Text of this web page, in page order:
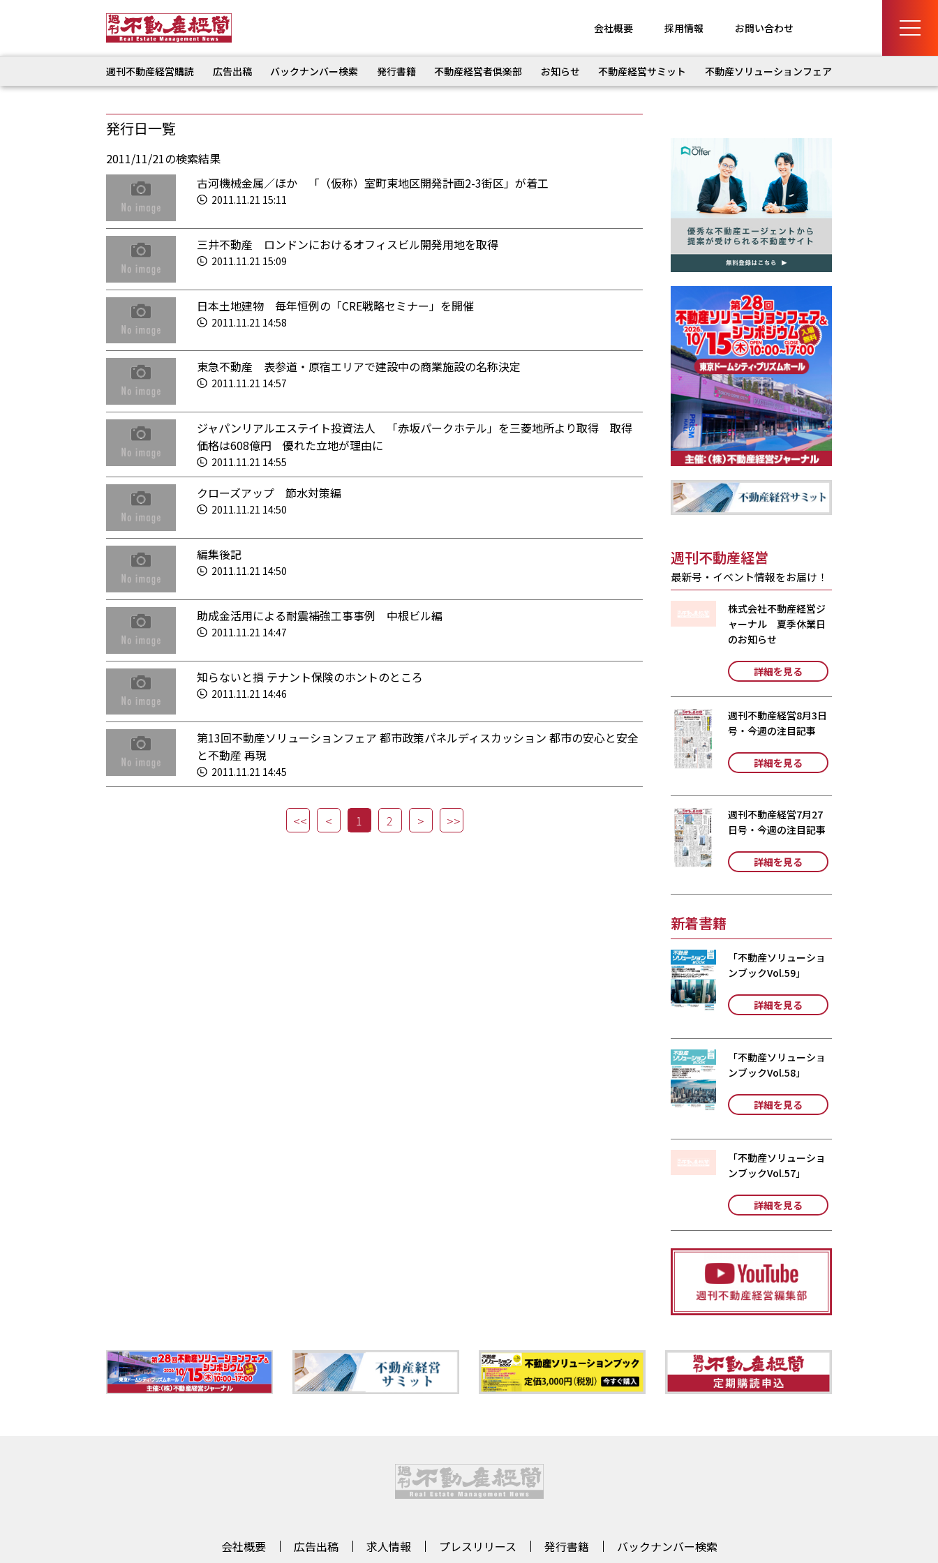
会社概要 採用情報 お問い合わせ
週刊不動産経営購読 広告出稿 バックナンバー検索 発行書籍 不動産経営者倶楽部 お知らせ 不動産経営サミット 不動産ソリューションフェア
発行日一覧
2011/11/21の検索結果
古河機械金属／ほか 「（仮称）室町東地区開発計画2-3街区」が着工
2011.11.21 15:11
三井不動産 ロンドンにおけるオフィスビル開発用地を取得
2011.11.21 15:09
日本土地建物 毎年恒例の「CRE戦略セミナー」を開催
2011.11.21 14:58
東急不動産 表参道・原宿エリアで建設中の商業施設の名称決定
2011.11.21 14:57
ジャパンリアルエステイト投資法人 「赤坂パークホテル」を三菱地所より取得 取得
価格は608億円 優れた立地が理由に
2011.11.21 14:55
クローズアップ 節水対策編
2011.11.21 14:50
編集後記
2011.11.21 14:50
助成金活用による耐震補強工事事例 中根ビル編
2011.11.21 14:47
知らないと損 テナント保険のホントのところ
2011.11.21 14:46
第13回不動産ソリューションフェア 都市政策パネルディスカッション 都市の安心と安全
と不動産 再現
2011.11.21 14:45
1 2
週刊不動産経営
最新号・イベント情報をお届け！
株式会社不動産経営ジ
ャーナル 夏季休業日
のお知らせ
詳細を見る
週刊不動産経営8月3日
号・今週の注目記事
詳細を見る
週刊不動産経営7月27
日号・今週の注目記事
詳細を見る
新着書籍
「不動産ソリューショ
ンブックVol.59」
詳細を見る
「不動産ソリューショ
ンブックVol.58」
詳細を見る
「不動産ソリューショ
ンブックVol.57」
詳細を見る
会社概要 広告出稿 求人情報 プレスリリース 発行書籍 バックナンバー検索